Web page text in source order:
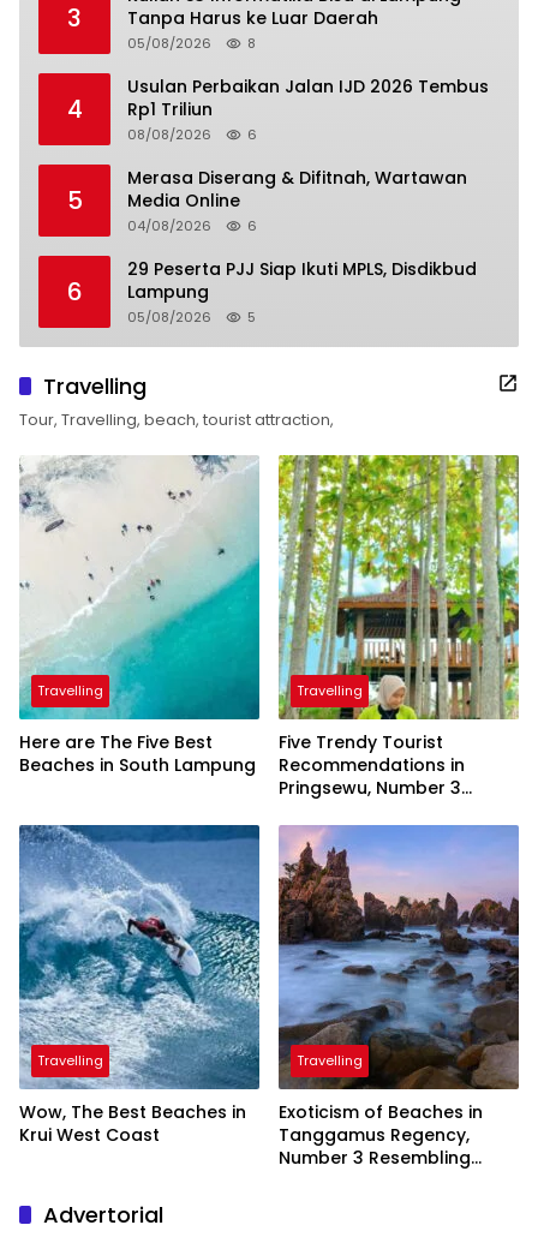
3
Tanpa Harus ke Luar Daerah
05/08/2026 8
4
Usulan Perbaikan Jalan IJD 2026 Tembus
Rp1 Triliun
08/08/2026 6
5
Merasa Diserang & Difitnah, Wartawan
Media Online
04/08/2026 6
6
29 Peserta PJJ Siap Ikuti MPLS, Disdikbud
Lampung
05/08/2026 5
Travelling
Tour, Travelling, beach, tourist attraction,
Travelling
Here are The Five Best
Beaches in South Lampung
Travelling
Five Trendy Tourist
Recommendations in
Pringsewu, Number 3
President
Travelling
Wow, The Best Beaches in
Krui West Coast
Travelling
Exoticism of Beaches in
Tanggamus Regency,
Number 3 Resembling
Advertorial